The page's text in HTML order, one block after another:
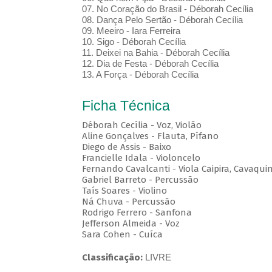
07. No Coração do Brasil - Déborah Cecília
08. Dança Pelo Sertão - Déborah Cecília
09. Meeiro - Iara Ferreira
10. Sigo - Déborah Cecília
11. Deixei na Bahia - Déborah Cecília
12. Dia de Festa - Déborah Cecília
13. A Força - Déborah Cecília
Ficha Técnica
Déborah Cecília - Voz, Violão
Aline Gonçalves - Flauta, Pífano
Diego de Assis - Baixo
Francielle Idala - Violoncelo
Fernando Cavalcanti - Viola Caipira,
Gabriel Barreto - Percussão
Taís Soares - Violino
Ná Chuva - Percussão
Rodrigo Ferrero - Sanfona
Jefferson Almeida - Voz
Sara Cohen - Cuíca
Classificação: LIVRE